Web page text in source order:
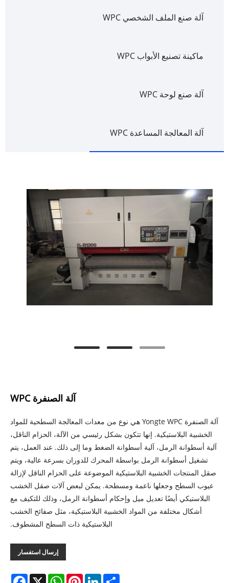
آلة صنع الملف الشخصي WPC
ماكينة تصنيع الأبواب WPC
آلة صنع لوحة WPC
آلة المعالجة المساعدة WPC
آلة الصنفرة WPC
آلة الصنفرة Yongte WPC هي نوع من معدات المعالجة السطحية للمواد
الخشبية البلاستيكية. إنها تتكون بشكل رئيسي من الآلة، الحزام الناقل،
آلية أسطوانة الرمل، آلية أسطوانة الضغط وما إلى ذلك. عند العمل، يتم
تشغيل أسطوانة الرمل بواسطة المحرك للدوران بسرعة عالية، ويتم
صقل المنتجات الخشبية البلاستيكية الموضوعة على الحزام الناقل لإزالة
عيوب السطح وجعلها ناعمة ومسطحة. يمكن لبعض آلات صقل الخشب
البلاستيكي أيضًا تعديل ميل وإحكام أسطوانة الرمل، وذلك للتكيف مع
أشكال مختلفة من المواد الخشبية البلاستيكية، مثل صفائح الخشب
البلاستيكية ذات السطح المشطوف.
إرسال استفسار
X
WhatsAppPinterestLinkedInShare